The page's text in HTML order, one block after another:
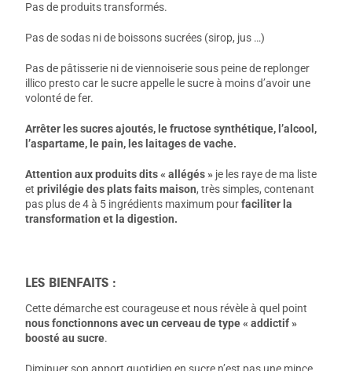
Pas de produits transformés.
Pas de sodas ni de boissons sucrées (sirop, jus …)
Pas de pâtisserie ni de viennoiserie sous peine de replonger
illico presto car le sucre appelle le sucre à moins d’avoir une
volonté de fer.
Arrêter les sucres ajoutés, le fructose synthétique, l’alcool,
l’aspartame, le pain, les laitages de vache.
Attention aux produits dits « allégés »je les raye de ma liste
et privilégie des plats faits maison, très simples, contenant
pas plus de 4 à 5 ingrédients maximum pourfaciliter la
transformation et la digestion.
LES BIENFAITS :
Cette démarche est courageuse et nous révèle à quel point
nous fonctionnons avec un cerveau de type « addictif »
boosté au sucre.